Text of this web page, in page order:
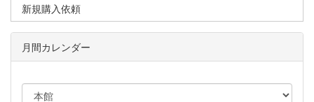
新規購入依頼
月間カレンダー